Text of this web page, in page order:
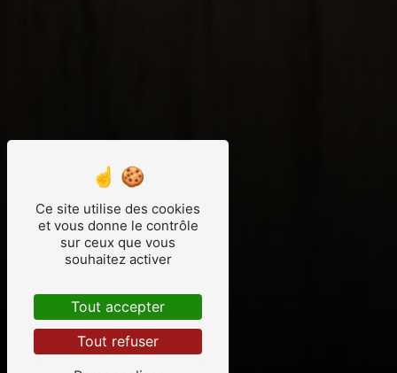
Ce site utilise des cookies
et vous donne le contrôle
sur ceux que vous
souhaitez activer
Tout accepter
Tout refuser